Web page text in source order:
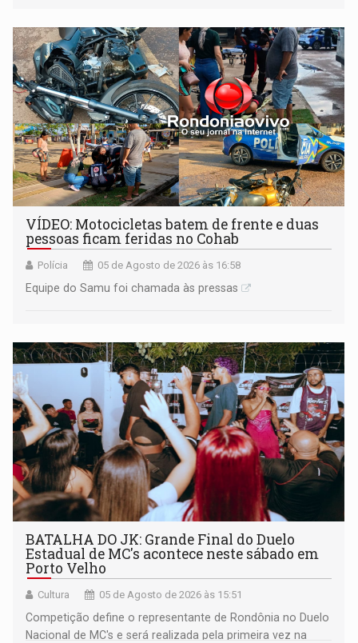
milhões
VÍDEO: Motocicletas batem de frente e duas
pessoas ficam feridas no Cohab
Polícia 05 de Agosto de 2026 às 16:58
Equipe do Samu foi chamada às pressas
BATALHA DO JK: Grande Final do Duelo
Estadual de MC's acontece neste sábado em
Porto Velho
Cultura 05 de Agosto de 2026 às 15:51
Competição define o representante de Rondônia no Duelo
Nacional de MC's e será realizada pela primeira vez na